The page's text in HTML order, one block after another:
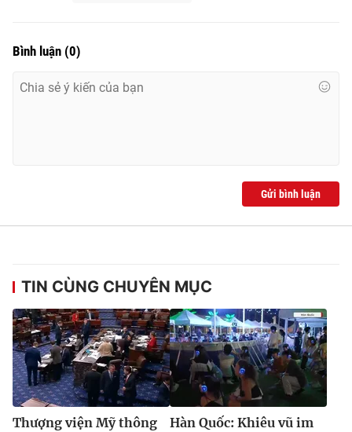
Bình luận (0)
Gửi bình luận
TIN CÙNG CHUYÊN MỤC
Thượng viện Mỹ thông
Hàn Quốc: Khiêu vũ im